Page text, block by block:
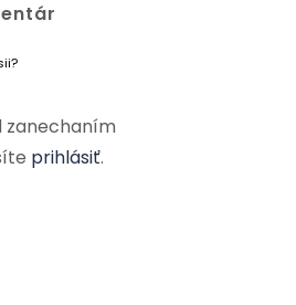
zanechaním
prihlásiť.